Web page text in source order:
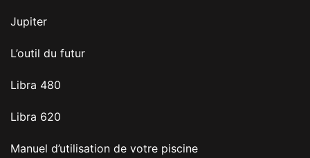
Jupiter
L’outil du futur
Libra 480
Libra 620
Manuel d’utilisation de votre piscine